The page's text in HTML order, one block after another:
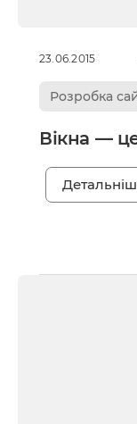
23.06.2015
Розробка
Вікна —